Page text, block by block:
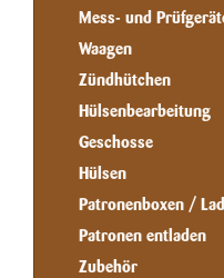
Mess- und
Waagen
Zündhütchen
Hülsenbearbeitung
Geschosse
Hülsen
Patronenboxen /
Patronen entladen
Zubehör